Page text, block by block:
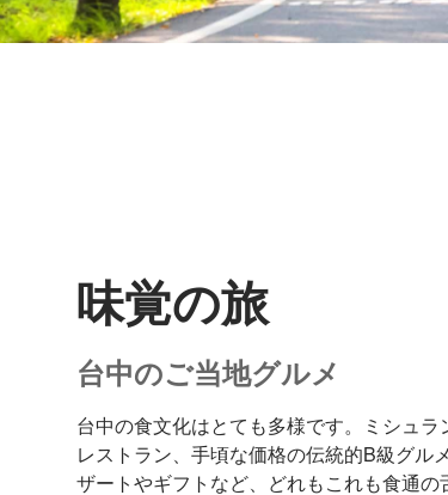
味覚の旅
台中のご当地グルメ
台中の食文化はとても多様です。ミシュラ
レストラン、手頃な価格の伝統的B級グル
ザートやギフトなど、どれもこれも食通の